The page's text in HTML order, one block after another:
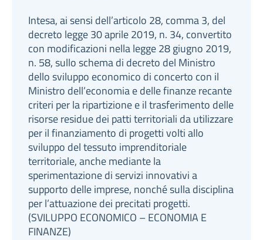
Intesa, ai sensi dell’articolo 28, comma 3, del
decreto legge 30 aprile 2019, n. 34, convertito
con modificazioni nella legge 28 giugno 2019,
n. 58, sullo schema di decreto del Ministro
dello sviluppo economico di concerto con il
Ministro dell’economia e delle finanze recante
criteri per la ripartizione e il trasferimento delle
risorse residue dei patti territoriali da utilizzare
per il finanziamento di progetti volti allo
sviluppo del tessuto imprenditoriale
territoriale, anche mediante la
sperimentazione di servizi innovativi a
supporto delle imprese, nonché sulla disciplina
per l’attuazione dei precitati progetti.
(SVILUPPO ECONOMICO – ECONOMIA E
FINANZE)